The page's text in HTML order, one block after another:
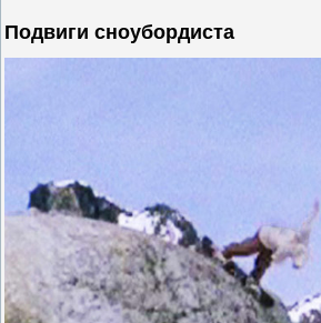
Подвиги сноубордиста